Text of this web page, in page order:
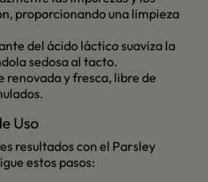
proporcionando una limpieza
del ácido láctico suaviza la
sedosa al tacto.
renovada y fresca, libre de
Uso
resultados con el Parsley
estos pasos: